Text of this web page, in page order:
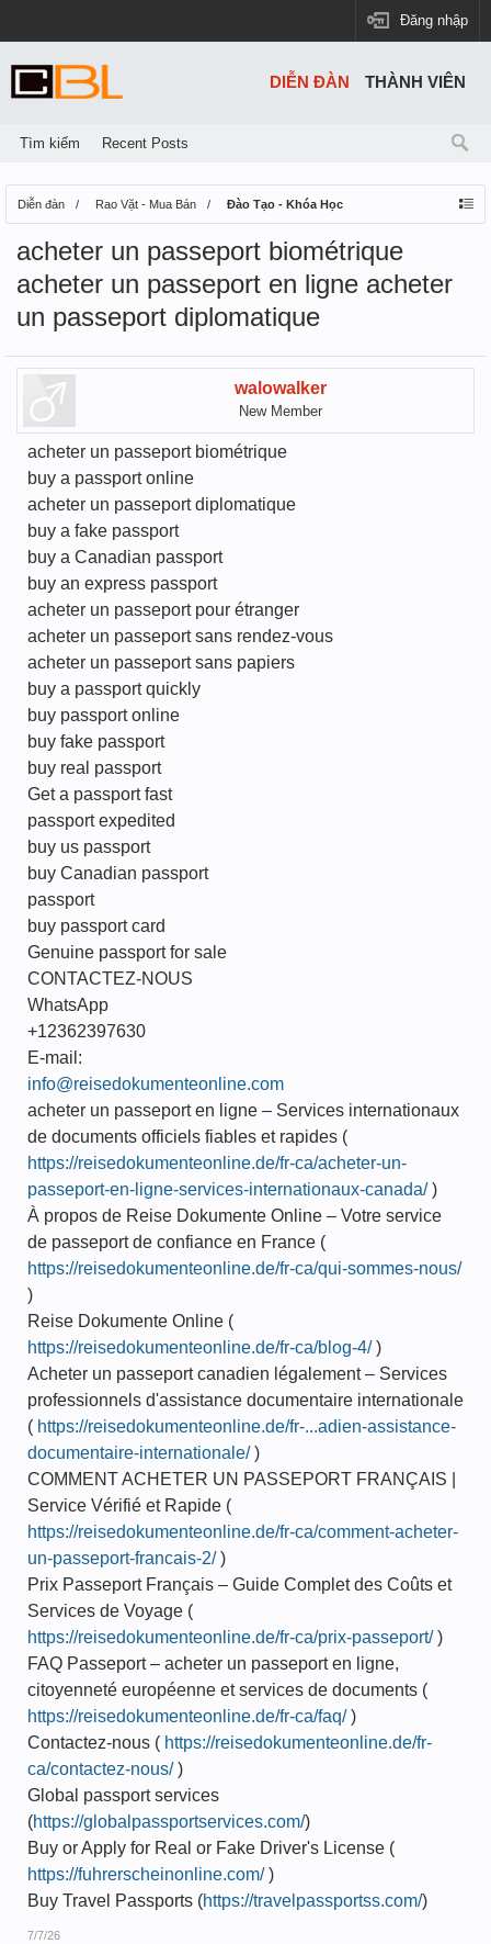
Đăng nhập
Diễn đàn Rao Vặt - Mua Bán Đào Tạo - Khóa Học
acheter un passeport biométrique
acheter un passeport en ligne acheter
un passeport diplomatique
walowalker
New Member
acheter un passeport biométrique
buy a passport online
acheter un passeport diplomatique
buy a fake passport
buy a Canadian passport
buy an express passport
acheter un passeport pour étranger
acheter un passeport sans rendez-vous
acheter un passeport sans papiers
buy a passport quickly
buy passport online
buy fake passport
buy real passport
Get a passport fast
passport expedited
buy us passport
buy Canadian passport
passport
buy passport card
Genuine passport for sale
CONTACTEZ-NOUS
WhatsApp
+12362397630
E-mail:
info@reisedokumenteonline.com
acheter un passeport en ligne – Services internationaux
de documents officiels fiables et rapides (
https://reisedokumenteonline.de/fr-ca/acheter-un-
passeport-en-ligne-services-internationaux-canada/)
À propos de Reise Dokumente Online – Votre service
de passeport de confiance en France (
https://reisedokumenteonline.de/fr-ca/qui-sommes-nous/
)
Reise Dokumente Online (
https://reisedokumenteonline.de/fr-ca/blog-4/)
Acheter un passeport canadien légalement – Services
professionnels d'assistance documentaire internationale
( https://reisedokumenteonline.de/fr-...adien-assistance-
documentaire-internationale/)
COMMENT ACHETER UN PASSEPORT FRANÇAIS |
Service Vérifié et Rapide (
https://reisedokumenteonline.de/fr-ca/comment-acheter-
un-passeport-francais-2/)
Prix Passeport Français – Guide Complet des Coûts et
Services de Voyage (
https://reisedokumenteonline.de/fr-ca/prix-passeport/)
FAQ Passeport – acheter un passeport en ligne,
citoyenneté européenne et services de documents (
https://reisedokumenteonline.de/fr-ca/faq/)
Contactez-nous ( https://reisedokumenteonline.de/fr-
ca/contactez-nous/)
Global passport services
(https://globalpassportservices.com/)
Buy or Apply for Real or Fake Driver's License (
https://fuhrerscheinonline.com/)
Buy Travel Passports (https://travelpassportss.com/)
7/7/26
DIỄN ĐÀN
Tìm kiếm Recent Posts
THÀNH VIÊN